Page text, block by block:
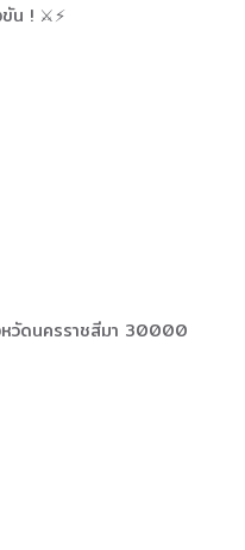
น ! ⚔️⚡️
หวัดนครราชสีมา 30000